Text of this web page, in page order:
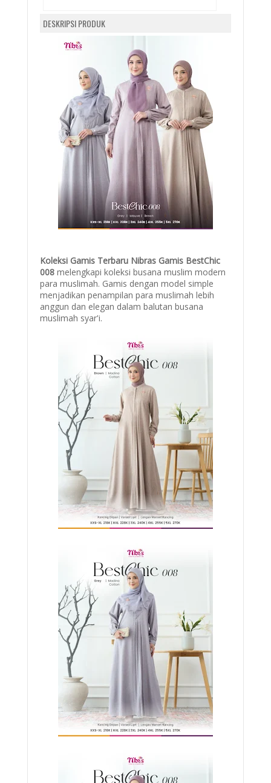
DESKRIPSI PRODUK
Koleksi Gamis Terbaru Nibras Gamis BestChic
008 melengkapi koleksi busana muslim modern
para muslimah. Gamis dengan model simple
menjadikan penampilan para muslimah lebih
anggun dan elegan dalam balutan busana
muslimah syar'i.